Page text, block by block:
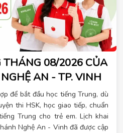
THÁNG 08/2026 CỦA
AN - TP. VINH
để bắt đầu học tiếng Trung, dù
thi HSK, học giao tiếp, chuẩn
Trung cho trẻ em. Lịch khai
Nghệ An - Vinh đã được cập